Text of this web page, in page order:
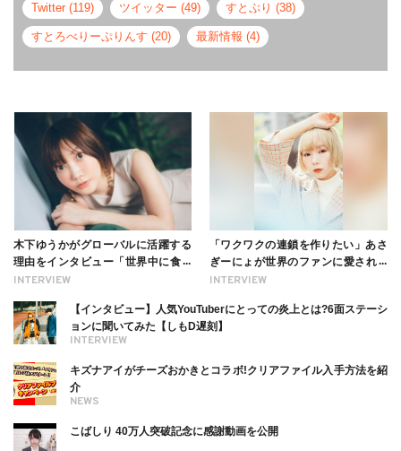
Twitter (119) ツイッター (49) すとぷり (38)
すとろべりーぷりんす (20) 最新情報 (4)
INTERVIEW
木下ゆうかがグローバルに活躍する
理由をインタビュー「世界中に食べ
る幸せを伝えたい」新事務所加入に
INTERVIEW
「ワクワクの連鎖を作りたい」あさ
ぎーにょが世界のファンに愛される
理由【インタビュー】
INTERVIEW
【インタビュー】人気YouTuberにとっての炎上とは?6面ステーシ
ョンに聞いてみた【しもD遅刻】
NEWS
キズナアイがチーズおかきとコラボ!クリアファイル入手方法を紹
介
こばしり 40万人突破記念に感謝動画を公開